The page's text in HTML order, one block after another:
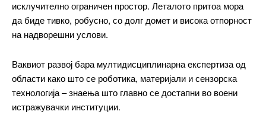
исклучително ограничен простор. Леталото притоа мора
да биде тивко, робусно, со долг домет и висока отпорност
на надворешни услови.
Ваквиот развој бара мултидисциплинарна експертиза од
области како што се роботика, материјали и сензорска
технологија – знаења што главно се достапни во воени
истражувачки институции.